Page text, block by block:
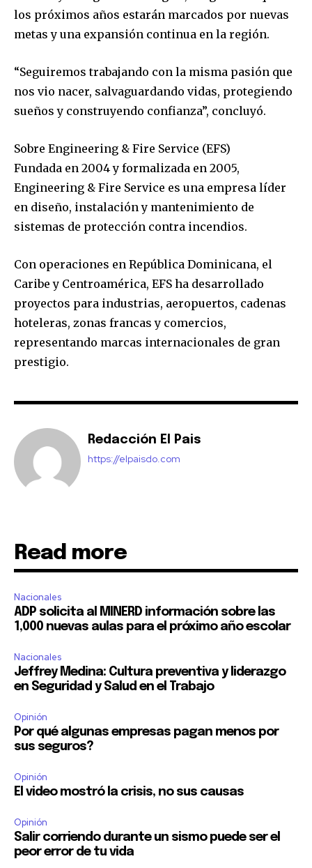
los próximos años estarán marcados por nuevas
metas y una expansión continua en la región.
“Seguiremos trabajando con la misma pasión que
nos vio nacer, salvaguardando vidas, protegiendo
sueños y construyendo confianza”, concluyó.
Sobre Engineering & Fire Service (EFS)
Fundada en 2004 y formalizada en 2005,
Engineering & Fire Service es una empresa líder
en diseño, instalación y mantenimiento de
sistemas de protección contra incendios.
Con operaciones en República Dominicana, el
Caribe y Centroamérica, EFS ha desarrollado
proyectos para industrias, aeropuertos, cadenas
hoteleras, zonas francas y comercios,
representando marcas internacionales de gran
prestigio.
Redacción El Pais
https://elpaisdo.com
Read more
Nacionales
ADP solicita al MINERD información sobre las
1,000 nuevas aulas para el próximo año escolar
Nacionales
Jeffrey Medina: Cultura preventiva y liderazgo
en Seguridad y Salud en el Trabajo
Opinión
Por qué algunas empresas pagan menos por
sus seguros?
Opinión
El video mostró la crisis, no sus causas
Opinión
Salir corriendo durante un sismo puede ser el
peor error de tu vida